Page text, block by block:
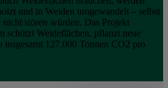
und in Weiden umgewandelt – selbst
stören würden. Das Projekt
schützt Weideflächen, pflanzt neue
insgesamt 127.000 Tonnen CO2 pro